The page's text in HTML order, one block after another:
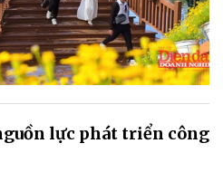
lực phát triển công